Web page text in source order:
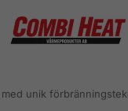
med unik